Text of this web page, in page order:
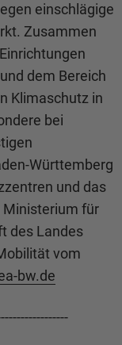
einschlägige
Zusammen
dem Bereich
Klimaschutz in
bei
Württemberg
und das
für
des Landes
vom
bw.de